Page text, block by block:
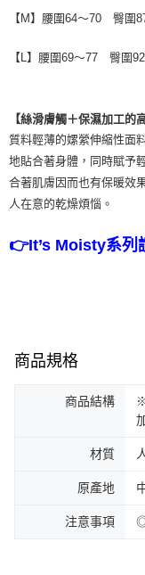
【M】腰圍64～70 臀圍
【L】腰圍69～77 臀圍
【絲滑膚觸＋保濕加工的
質料輕薄的嫘縈伸縮性面
地貼合著身體，同時賦予
合著肌膚因而也有保暖效
人在意的乾燥煩惱。
👉It’s Moisty系列
商品規格
商品結構
材質
原產地
注意事項